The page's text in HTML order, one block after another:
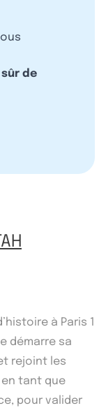
de
à Paris 1
démarre sa
rejoint les
en tant que
pour valider